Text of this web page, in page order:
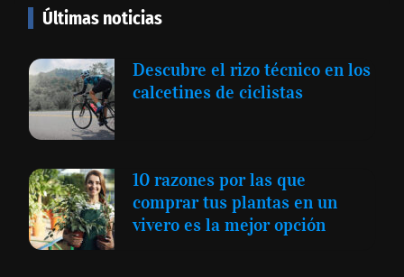
Últimas noticias
Descubre el rizo técnico en los
calcetines de ciclistas
10 razones por las que
comprar tus plantas en un
vivero es la mejor opción